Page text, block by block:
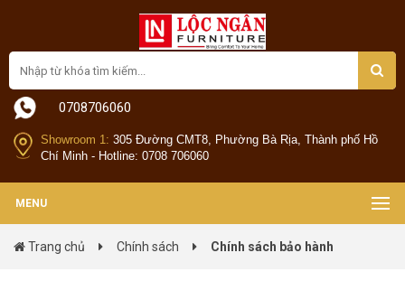
0708706060
Showroom 1: 305 Đường CMT8, Phường Bà Rịa, Thành phố Hồ
Chí Minh - Hotline: 0708 706060
MENU
Trang chủ Chính sách Chính sách bảo hành